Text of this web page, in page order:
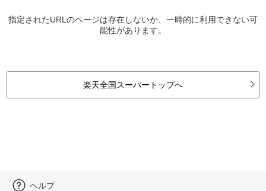
指定されたURLのページは存在しないか、一時的に利用できない可
能性があります。
楽天全国スーパートップへ
ヘルプ